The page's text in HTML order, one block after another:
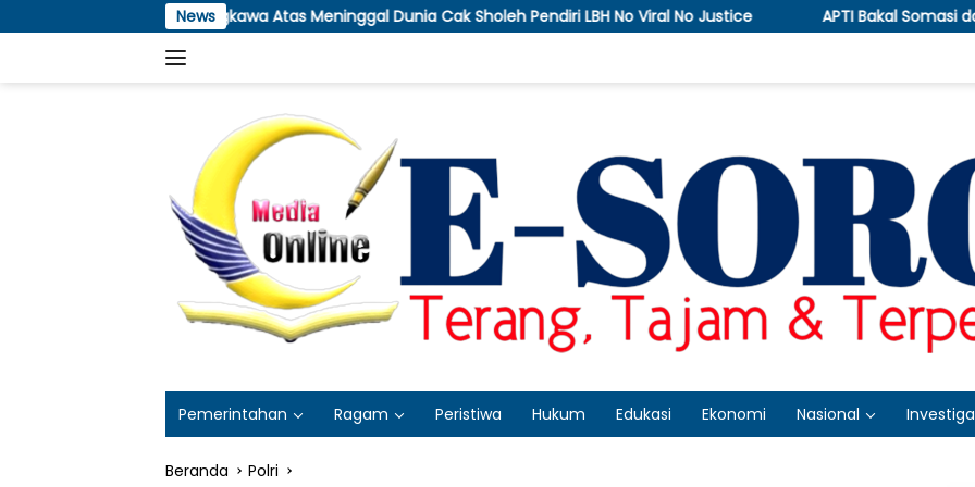
ke
News
Atas Meninggal Dunia Cak Sholeh Pendiri LBH No Viral No Justice APTI Bakal Somasi dan Gugat KPPU, Soroti
Pemerintahan Ragam Peristiwa Hukum Edukasi Ekonomi Nasional
Beranda Polri